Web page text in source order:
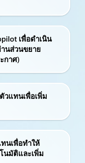
เพื่อดำเนิน
านส่วนขยาย
กาศ)
วแทนเพื่อเพิ่ม
นเพื่อทำให้
นมัติและเพิ่ม